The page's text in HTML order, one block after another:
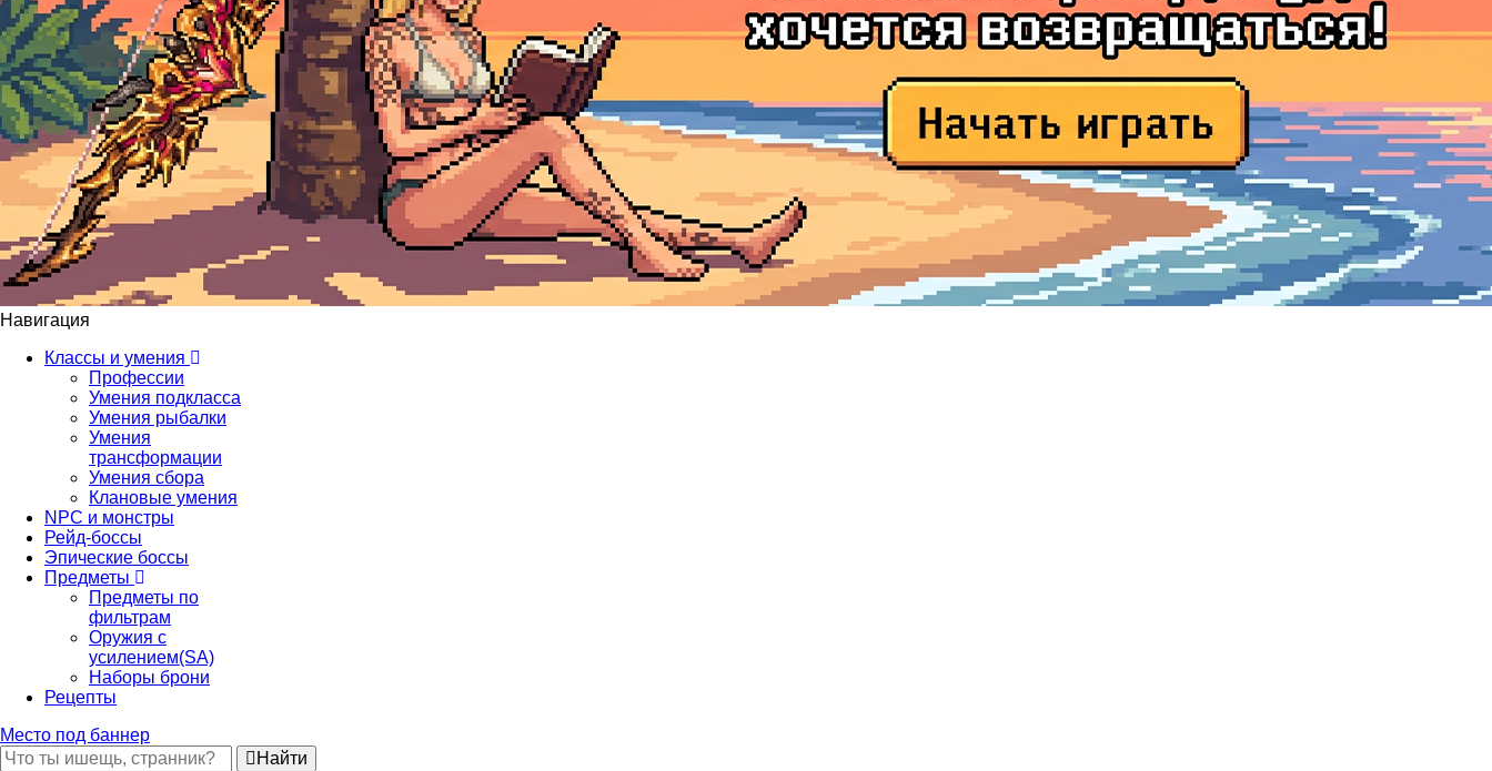
Навигация
Классы и умения
Профессии
Умения подкласса
Умения рыбалки
Умения
трансформации
Умения сбора
Клановые умения
NPC и монстры
Рейд-боссы
Эпические боссы
Предметы
Предметы по
фильтрам
Оружия с
усилением(SA)
Наборы брони
Рецепты
Место под баннер
Найти